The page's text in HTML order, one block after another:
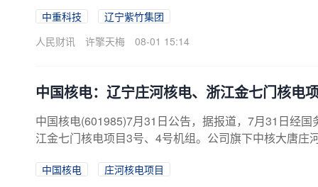
中重科技
辽宁紫竹集团
人民财讯
许擎天梅 08-01 15:14
中国核电：辽宁庄河核电、浙江金七门核电
中国核电(601985)7月31日公告，据报道，7月31日经
江金七门核电项目3号、4号机组。公司旗下中核大唐
中国核电 庄河核电项目